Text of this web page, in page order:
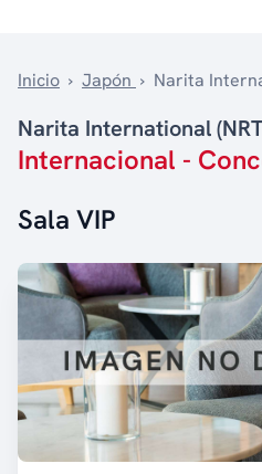
Inicio › Japón › Narita
Narita International
Internacional -
Sala VIP